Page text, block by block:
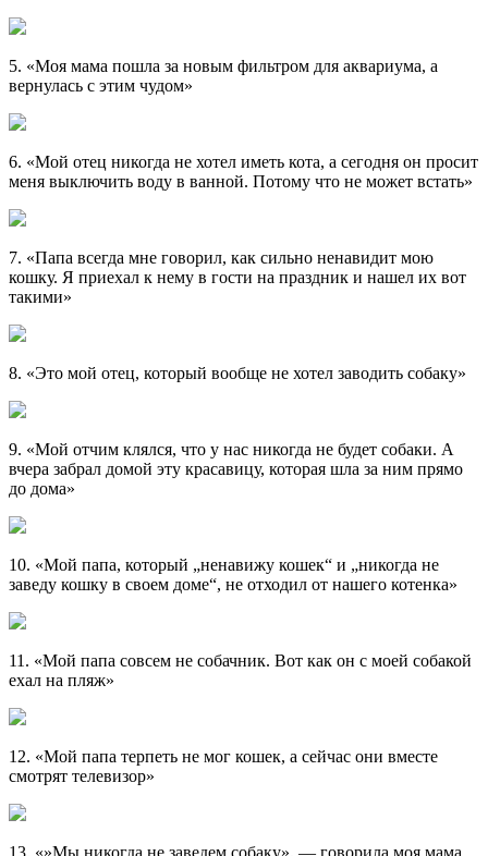
5. «Моя мама пошла за новым фильтром для аквариума, а
вернулась с этим чудом»
6. «Мой отец никогда не хотел иметь кота, а сегодня он просит
меня выключить воду в ванной. Потому что не может встать»
7. «Папа всегда мне говорил, как сильно ненавидит мою
кошку. Я приехал к нему в гости на праздник и нашел их вот
такими»
8. «Это мой отец, который вообще не хотел заводить собаку»
9. «Мой отчим клялся, что у нас никогда не будет собаки. А
вчера забрал домой эту красавицу, которая шла за ним прямо
до дома»
10. «Мой папа, который „ненавижу кошек“ и „никогда не
заведу кошку в своем доме“, не отходил от нашего котенка»
11. «Мой папа совсем не собачник. Вот как он с моей собакой
ехал на пляж»
12. «Мой папа терпеть не мог кошек, а сейчас они вместе
смотрят телевизор»
13. «»Мы никогда не заведем собаку», — говорила моя мама